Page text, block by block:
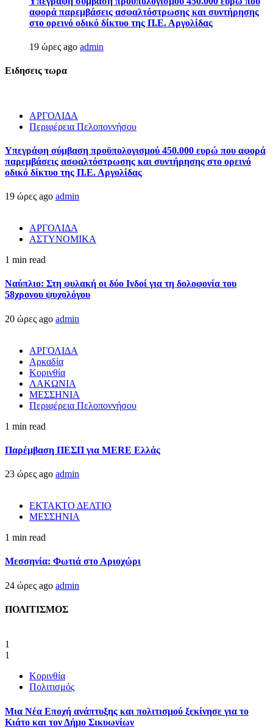
αφορά παρεμβάσεις ασφαλτόστρωσης και συντήρησης
στο ορεινό οδικό δίκτυο της Π.Ε. Αργολίδας
19 ώρες ago admin
Ειδησεις τωρα
ΑΡΓΟΛΙΔΑ
Περιφέρεια Πελοποννήσου
Υπεγράφη σύμβαση προϋπολογισμού 450.000 ευρώ που αφορά
παρεμβάσεις ασφαλτόστρωσης και συντήρησης στο ορεινό
οδικό δίκτυο της Π.Ε. Αργολίδας
19 ώρες ago admin
ΑΡΓΟΛΙΔΑ
ΑΣΤΥΝΟΜΙΚΑ
1 min read
Ναύπλιο: Στη φυλακή οι δύο Ινδοί για τη δολοφονία του
58χρονου ψυχολόγου
20 ώρες ago admin
ΑΡΓΟΛΙΔΑ
Αρκαδία
Κορινθία
ΛΑΚΩΝΙΑ
ΜΕΣΣΗΝΙΑ
Περιφέρεια Πελοποννήσου
1 min read
Παρέμβαση ΠΕΣΠ για MERE Ελλάς
23 ώρες ago admin
ΕΚΤΑΚΤΟ ΔΕΛΤΙΟ
ΜΕΣΣΗΝΙΑ
1 min read
Μεσσηνία: Φωτιά στο Αριοχώρι
24 ώρες ago admin
ΠΟΛΙΤΙΣΜΟΣ
1
1
Κορινθία
Πολιτισμός
Μια Νέα Εποχή ανάπτυξης και πολιτισμού ξεκίνησε για το
Κιάτο και τον Δήμο Σικυωνίων